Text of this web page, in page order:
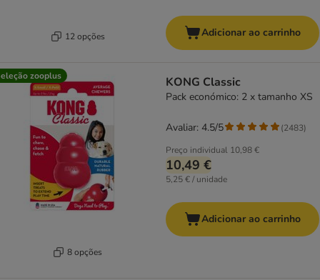
12 opções Adicionar ao carrinho
zooplus
8 opções
KONG Classic
Pack económico: 2 x tamanho XS
Preço individual 10,98 €
10,49 €
5,25 € / unidade
Avaliar: 4.5/5 (2483)
Adicionar ao carrinho